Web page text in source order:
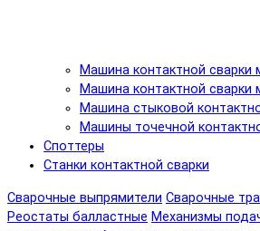
Машина контактной сварки
Машина контактной сварки
Машина стыковой
Машины точечной
Споттеры
Станки контактной сварки
Сварочные выпрямители Сварочные
Реостаты балластные Механизмы